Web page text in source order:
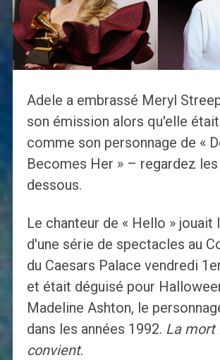
Adele a embrassé Meryl
son émission alors qu'elle
comme son personnage de «
Becomes Her » – regardez
dessous.
Le chanteur de « Hello » jouait
d'une série de spectacles au
du Caesars Palace vendredi
et était déguisé pour
Madeline Ashton, le
dans les années 1992. La mort
convient.